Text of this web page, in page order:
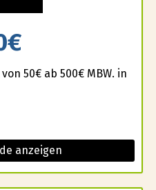
50€ ab 500€ MBW. in
anzeigen